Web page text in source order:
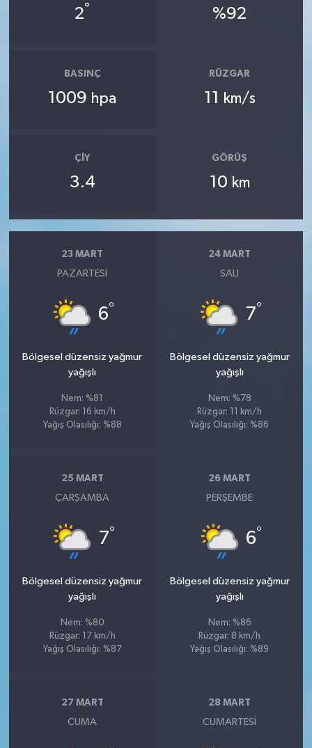
2° %92
BASINÇ
1009 hpa
RÜZGAR
11 km/s
ÇIY
3.4
GÖRÜŞ
10 km
23 MART
PAZARTESI
6°
Bölgesel düzensiz yağmur
yağışlı
Nem: %81
Rüzgar: 16 km/h
Yağış Olasılığı: %88
24 MART
SALI
7°
Bölgesel düzensiz yağmur
yağışlı
Nem: %78
Rüzgar: 11 km/h
Yağış Olasılığı: %86
25 MART
ÇARŞAMBA
7°
Bölgesel düzensiz yağmur
yağışlı
Nem: %80
Rüzgar: 17 km/h
Yağış Olasılığı: %87
26 MART
PERŞEMBE
6°
Bölgesel düzensiz yağmur
yağışlı
Nem: %86
Rüzgar: 8 km/h
Yağış Olasılığı: %89
27 MART
CUMA
28 MART
CUMARTESI